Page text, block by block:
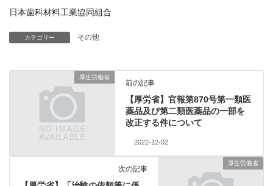
日本歯科材料工業協同組合
カテゴリー その他
厚生労働省
前の記事
【厚労省】官報第870号第一類医
薬品及び第二類医薬品の一部を
改正する件について
2022-12-02
厚生労働省
次の記事